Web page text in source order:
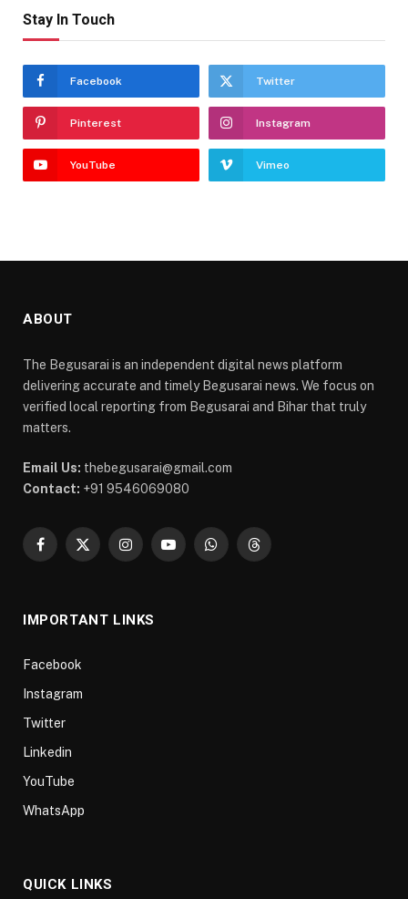
Stay In Touch
Facebook Twitter
Pinterest Instagram
YouTube Vimeo
ABOUT
The Begusarai is an independent digital news platform
delivering accurate and timely Begusarai news. We focus on
verified local reporting from Begusarai and Bihar that truly
matters.
Email Us: thebegusarai@gmail.com
Contact: +91 9546069080
Facebook
X
InstagramYouTubeWhatsAppThreads
IMPORTANT LINKS
Facebook
Instagram
Twitter
Linkedin
YouTube
WhatsApp
QUICK LINKS